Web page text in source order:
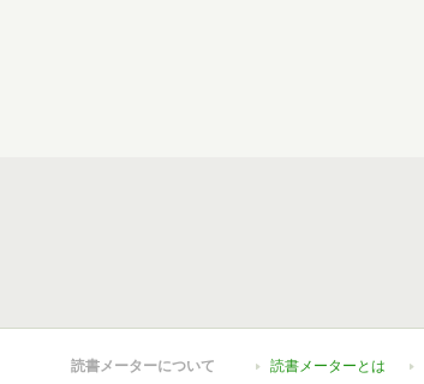
読書メーターについて 読書メーターとは